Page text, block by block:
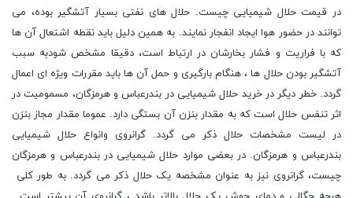
در قیمت حلال شیمیایی چیست. حلال های نفتی بسیار آتشگیر بوده، می
توانند در حضور هوا ایجاد انفجار نمایند. به همین دلیل باید نقطه اشتعال آن ها
که با فراریت و فشار بخارشان در ارتباط است، دقیقا مشخص شودبه سبب
آتشگیر بودن حلال ها ، هنگام بارگیری و حمل آن ها باید مقررات ویژه ای اعمال
گردد. خطر دیگر در خرید حلال شیمیایی در بندرعباس و هرمزگان، مسمومیت در
اثر تنفس حلال است که به مقدار بنزن آن بستگی دارد. عموما مقدار مجاز بنزن
در لیست مشخصات حلال ذکر می گردد. گرانروی وانواع حلال شیمیایی
بندرعباس و هرمزگان. در بعضی موارد حلال شیمیایی در بندرعباس و هرمزگان
چیست، گرانروی نیز به عنوان مشخصه یک حلال ذکر می گردد. به طور کلی